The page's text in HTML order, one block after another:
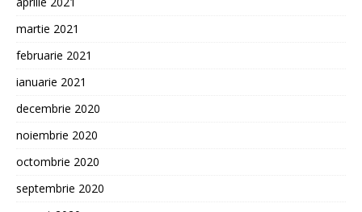
martie 2021
februarie 2021
ianuarie 2021
decembrie 2020
noiembrie 2020
octombrie 2020
septembrie 2020